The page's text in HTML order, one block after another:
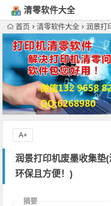
清零软件大全
下载
首页 清零软件大全 润景打印
润景打印机废墨收集垫(
环保且方便！)
A+
摘要